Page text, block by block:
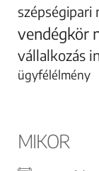
szépségipari
vendégkör
vállalkozás
ügyfélélmény
MIKOR